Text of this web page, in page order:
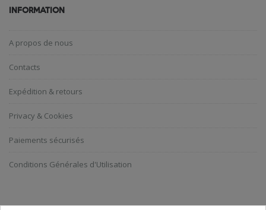
INFORMATION
A propos de nous
Contacts
Expédition & retours
Privacy & Cookies
Paiements sécurisés
Conditions Générales d'Utilisation